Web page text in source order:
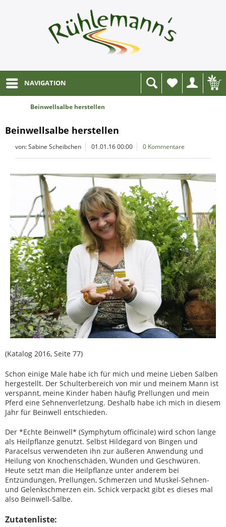
NAVIGATION
Wunschliste
Beinwellsalbe herstellen
Beinwellsalbe herstellen
von: Sabine Scheibchen 01.01.16 00:00 0 Kommentare
(Katalog 2016, Seite 77)
Schon einige Male habe ich für mich und meine Lieben Salben
hergestellt. Der Schulterbereich von mir und meinem Mann ist
verspannt, meine Kinder haben häufig Prellungen und mein
Pferd eine Sehnenverletzung. Deshalb habe ich mich in diesem
Jahr für Beinwell entschieden.
Der *Echte Beinwell* (Symphytum officinale) wird schon lange
als Heilpflanze genutzt. Selbst Hildegard von Bingen und
Paracelsus verwendeten ihn zur äußeren Anwendung und
Heilung von Knochenschäden, Wunden und Geschwüren.
Heute setzt man die Heilpflanze unter anderem bei
Entzündungen, Prellungen, Schmerzen und Muskel-Sehnen-
und Gelenkschmerzen ein. Schick verpackt gibt es dieses mal
also Beinwell-Salbe.
Zutatenliste: